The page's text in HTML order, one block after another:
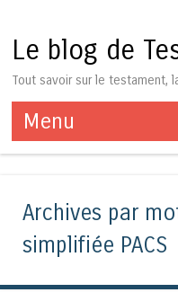
Le blog de
Tout savoir sur le testament,
Menu
Aller au contenu
Archives par
simplifiée PACS